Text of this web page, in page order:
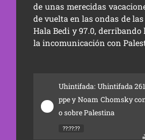
de unas merecidas
de vuelta en las ondas de
Hala Bedi y 97.0, derribando
la incomunicación con
Uhintifada: Uhintifada
ppe y Noam Chomsky
o sobre Palestina
??:??:??